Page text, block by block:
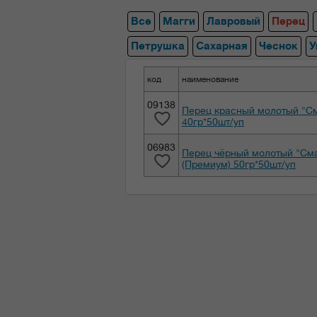
Все Магги Лавровый Перец
Петрушка
Сахарная Чеснок
код наименование
09138
Перец красный молотый
40гр*50шт/уп
06983
Перец чёрный молотый
(Премиум) 50гр*50шт/уп